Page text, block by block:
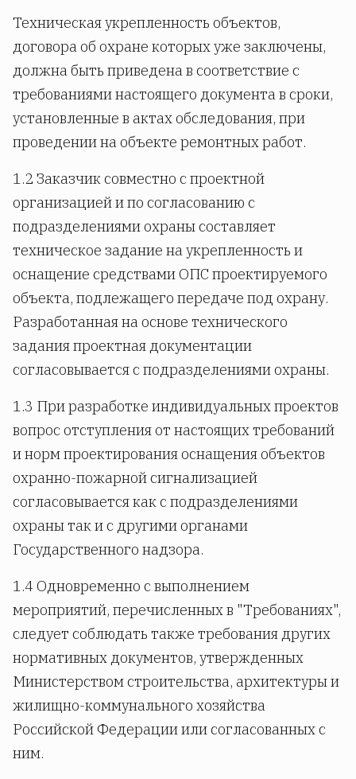
Техническая укрепленность объектов,
договора об охране которых уже заключены,
должна быть приведена в соответствие с
требованиями настоящего документа в сроки,
установленные в актах обследования, при
проведении на объекте ремонтных работ.
1.2 Заказчик совместно с проектной
организацией и по согласованию с
подразделениями охраны составляет
техническое задание на укрепленность и
оснащение средствами ОПС проектируемого
объекта, подлежащего передаче под охрану.
Разработанная на основе технического
задания проектная документации
согласовывается с подразделениями охраны.
1.3 При разработке индивидуальных проектов
вопрос отступления от настоящих требований
и норм проектирования оснащения объектов
охранно-пожарной сигнализацией
согласовывается как с подразделениями
охраны так и с другими органами
Государственного надзора.
1.4 Одновременно с выполнением
мероприятий, перечисленных в "Требованиях",
следует соблюдать также требования других
нормативных документов, утвержденных
Министерством строительства, архитектуры и
жилищно-коммунального хозяйства
Российской Федерации или согласованных с
ним.